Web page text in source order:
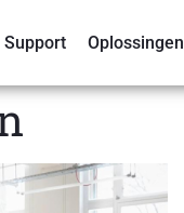
Support Oplossingen